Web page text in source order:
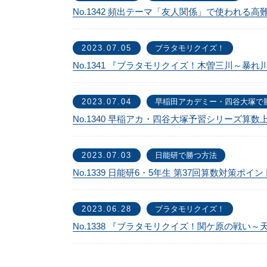
No.1342 頻出テーマ「友人関係」で使われる
2023.07.05 ブラタモリクイズ！
No.1341 『ブラタモリクイズ！木曽三川～暴
2023.07.04 早稲田アカデミー・四谷大塚で
No.1340 早稲アカ・四谷大塚予習シリーズ算数
2023.07.03 日能研で勝つ方法
No.1339 日能研6・5年生 第37回算数対策ポイン
2023.06.28 ブラタモリクイズ！
No.1338 『ブラタモリクイズ！関ケ原の戦い～